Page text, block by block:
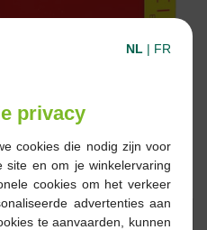
Reserveren
NL | FR
privacy
cookies die nodig zijn voor
en om je winkelervaring
cookies om het verkeer
advertenties aan
te aanvaarden, kunnen